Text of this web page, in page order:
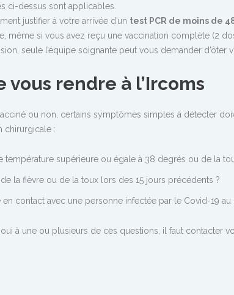
ci-dessus sont applicables.
justifier à votre arrivée d’un test PCR de moins de
même si vous avez reçu une vaccination complète (2
seule l’équipe soignante peut vous demander d’ôter
vous rendre à l’Ircoms
ou non, certains symptômes simples à détecter
chirurgicale :
température supérieure ou égale à 38 degrés ou de la
la fièvre ou de la toux lors des 15 jours précédents ?
contact avec une personne infectée par le Covid-19 au
à une ou plusieurs de ces questions, il faut contacter